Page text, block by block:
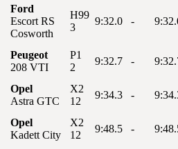
Ford
Escort RS
Cosworth
H99
3
9:32.0 -
Peugeot
208 VTI
P1
2
9:32.7 -
Opel
Astra GTC
X2
12
9:34.3 -
Opel
Kadett City
X2
12
9:48.5 -